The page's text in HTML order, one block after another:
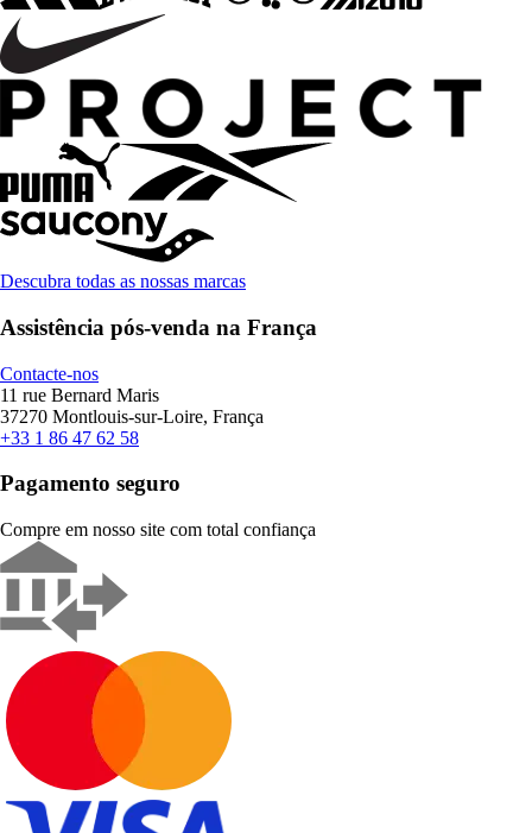
Descubra todas as nossas marcas
Assistência pós-venda na França
Contacte-nos
11 rue Bernard Maris
37270 Montlouis-sur-Loire, França
+33 1 86 47 62 58
Pagamento seguro
Compre em nosso site com total confiança